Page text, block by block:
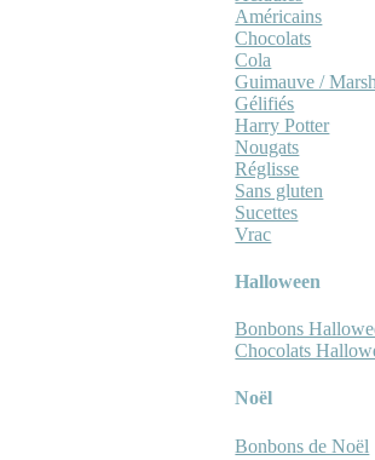
Américains
Chocolats
Cola
Guimauve /
Gélifiés
Harry Potter
Nougats
Réglisse
Sans gluten
Sucettes
Vrac
Halloween
Bonbons
Chocolats
Noël
Bonbons de Noël